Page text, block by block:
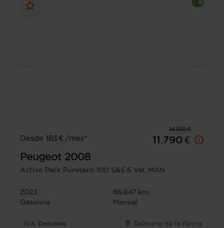
14.190 €
Desde 183 € /mes*
11.790 €
Peugeot 2008
Active Pack Puretech 100 S&S 6 Vel. MAN
2023
86.647 km
Gasolina
Manual
I.V.A. Deducible Talavera de la Reina